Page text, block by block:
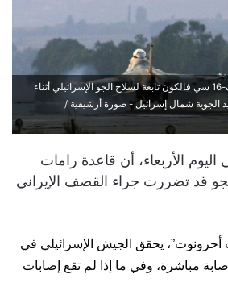
طائرة مقاتلة من طراز إف-16 سي فالكون تابعة لسلاح الجو الإسرائيلي أثناء
الجوية شمال إسرائيل - صورة أرشيفية /
اليوم الأربعاء، أن قاعدة رامات
قد تضررت جراء القصف الإيراني
يحقق الجيش الإسرائيلي في
مباشرة، وفي ما إذا لم تقع إصابات